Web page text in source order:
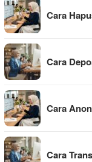
Cara
Cara
Cara
Cara